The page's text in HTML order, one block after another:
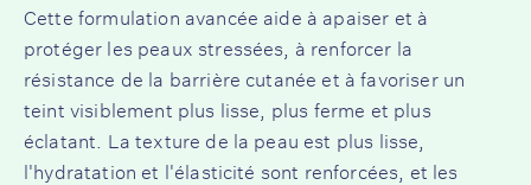
Cette formulation avancée aide à apaiser et à
protéger les peaux stressées, à renforcer la
résistance de la barrière cutanée et à favoriser un
teint visiblement plus lisse, plus ferme et plus
éclatant. La texture de la peau est plus lisse,
l'hydratation et l'élasticité sont renforcées, et les